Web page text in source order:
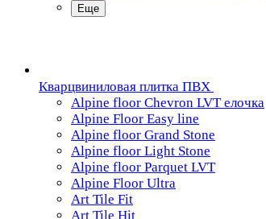
Еще
Кварцвиниловая плитка ПВХ
Alpine floor Chevron LVT елочка
Alpine Floor Easy line
Alpine floor Grand Stone
Alpine floor Light Stone
Alpine floor Parquet LVT
Alpine Floor Ultra
Art Tile Fit
Art Tile Hit